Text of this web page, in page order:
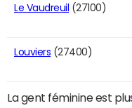
Le Vaudreuil (27100)
Louviers (27400)
La gent féminine est